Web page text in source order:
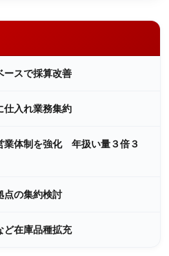
ースで採算改善
仕入れ業務集約
業体制を強化 年扱い量３倍３
点の集約検討
ど在庫品種拡充